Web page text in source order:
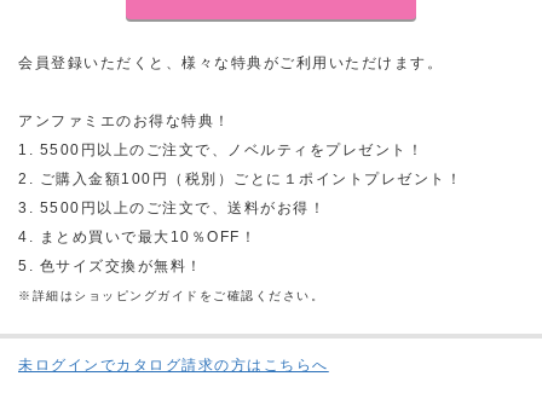
会員登録いただくと、様々な特典がご利用いただけます。
アンファミエのお得な特典！
1. 5500円以上のご注文で、ノベルティをプレゼント！
2. ご購入金額100円（税別）ごとに１ポイントプレゼント！
3. 5500円以上のご注文で、送料がお得！
4. まとめ買いで最大10％OFF！
5. 色サイズ交換が無料！
※詳細はショッピングガイドをご確認ください。
未ログインでカタログ請求の方はこちらへ